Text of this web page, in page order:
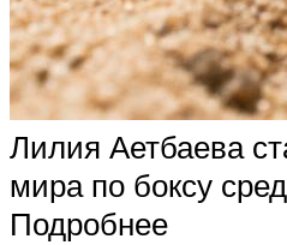
Лилия Аетбаева
мира по боксу
Подробнее